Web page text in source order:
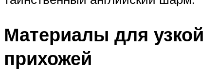
Материалы для узкой
прихожей